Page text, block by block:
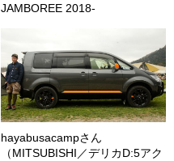
JAMBOREE 2018-
hayabusacampさん
（MITSUBISHI／デリカD:5アク